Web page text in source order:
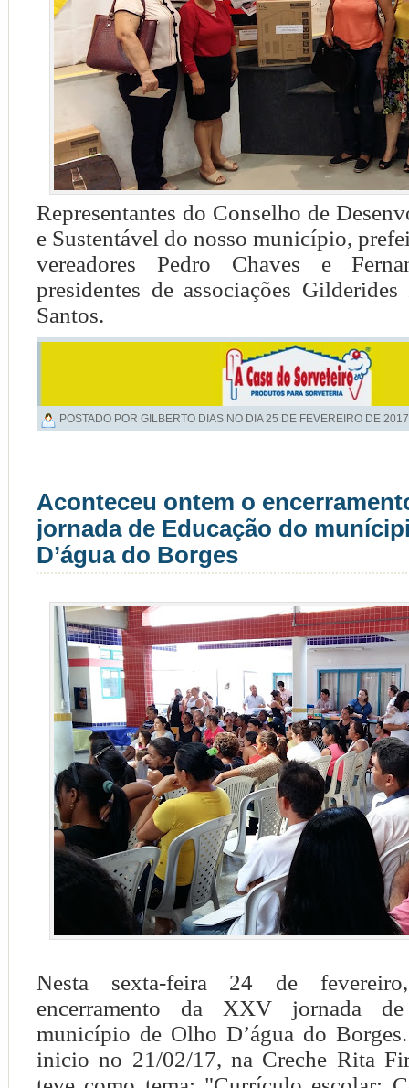
Representantes do Conselho de
e Sustentável do nosso município,
vereadores Pedro Chaves e
presidentes de associações
Santos.
POSTADO POR GILBERTO DIAS NO DIA25 DE FEVEREIRO DE 2017
Aconteceu ontem o
jornada de Educação do
D’água do Borges
Nesta sexta-feira 24 de
encerramento da XXV jornada
município de Olho D’água do
inicio no 21/02/17, na Creche Rita